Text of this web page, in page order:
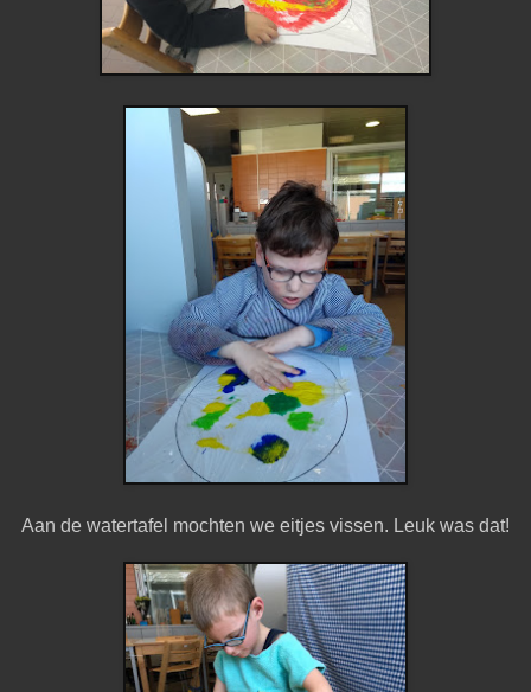
Aan de watertafel mochten we eitjes vissen. Leuk was dat!